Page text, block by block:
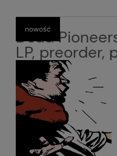
Dead
LP, preorder,
nowość